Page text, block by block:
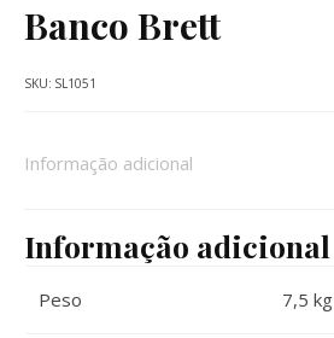
Banco Brett
SKU: SL1051
Informação adicional
Informação adicional
Peso 7,5 kg